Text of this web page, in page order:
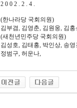
2 0 0 2 . 2 . 4 .
(한나라당 국회의원)
김부겸, 김영춘, 김원웅, 김
(새천년민주당 국회의원)
김성호, 김태홍, 박인상, 송
정범구, 허운나,